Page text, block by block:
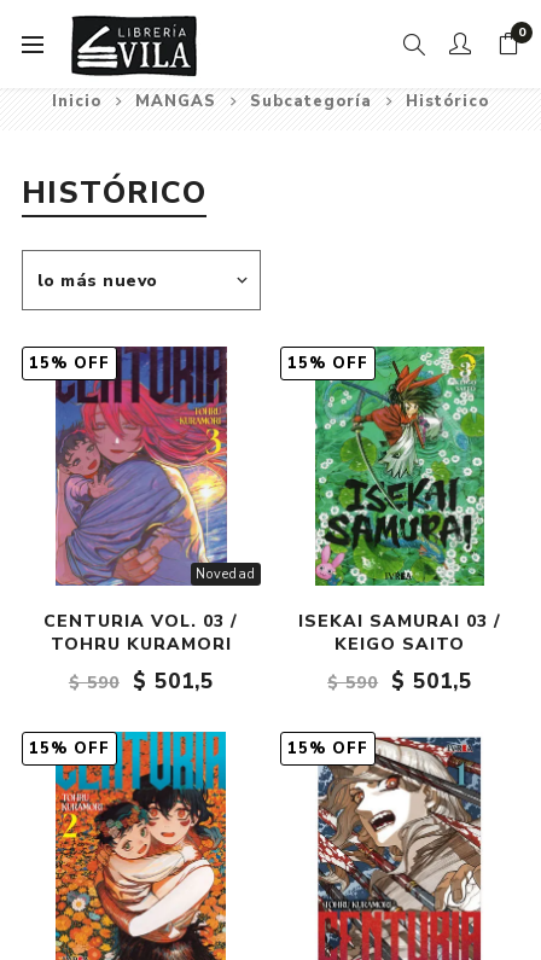
0
Inicio MANGAS Subcategoría Histórico
HISTÓRICO
Novedad
15% OFF
CENTURIA VOL. 03 /
TOHRU KURAMORI
$ 590
$ 501,5
15% OFF
ISEKAI SAMURAI 03 /
KEIGO SAITO
$ 590
$ 501,5
15% OFF 15% OFF